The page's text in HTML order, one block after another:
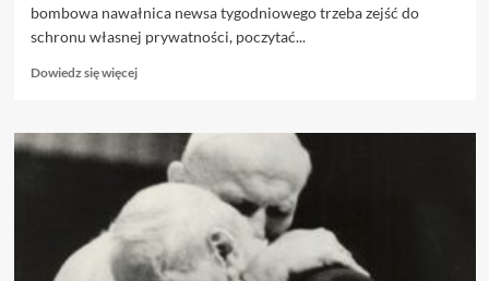
bombowa nawałnica newsa tygodniowego trzeba zejść do
schronu własnej prywatności, poczytać...
Dowiedz się więcejDowiedz
o
Wstyd
jak
cholera